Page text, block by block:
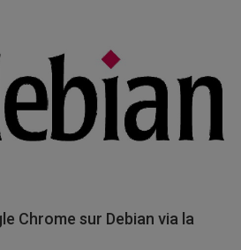
Chrome sur Debian via la